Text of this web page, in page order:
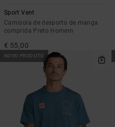
Sport Vent
Camisola de desporto de manga
comprida Preto Homem
€ 55,00
NOVO PRODUTO